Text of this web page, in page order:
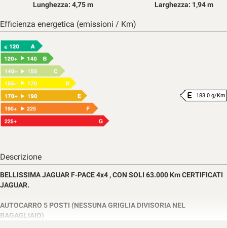
Lunghezza: 4,75 m Larghezza: 1,94 m
Efficienza energetica (emissioni / Km)
183.0 g/Km
Descrizione
BELLISSIMA JAGUAR F-PACE 4x4 , CON SOLI 63.000 Km CERTIFICATI
JAGUAR.
AUTOCARRO 5 POSTI (NESSUNA GRIGLIA DIVISORIA NEL
BAGAGLIAIO)